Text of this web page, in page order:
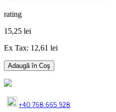
rating
15,25 lei
Ex Tax: 12,61 lei
Adaugă în Coş
+40 768 665 928